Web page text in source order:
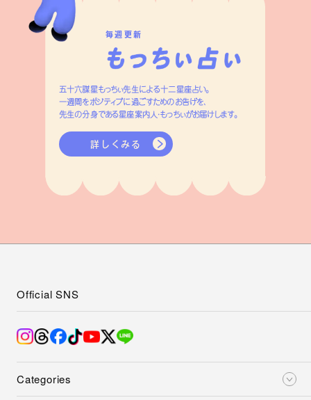
毎週更新
五十六謀星もっちぃ先生による十二星座占い。
一週間をポジティブに過ごすためのお告げを、
先生の分身である星座案内人・もっちぃがお届けします。
詳しくみる
Categories
Official SNS